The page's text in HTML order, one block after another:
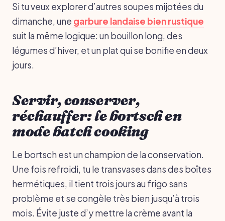
Si tu veux explorer d’autres soupes mijotées du
dimanche, une garbure landaise bien rustique
suit la même logique: un bouillon long, des
légumes d’hiver, et un plat qui se bonifie en deux
jours.
Servir, conserver,
réchauffer: le bortsch en
mode batch cooking
Le bortsch est un champion de la conservation.
Une fois refroidi, tu le transvases dans des boîtes
hermétiques, il tient trois jours au frigo sans
problème et se congèle très bien jusqu’à trois
mois. Évite juste d’y mettre la crème avant la